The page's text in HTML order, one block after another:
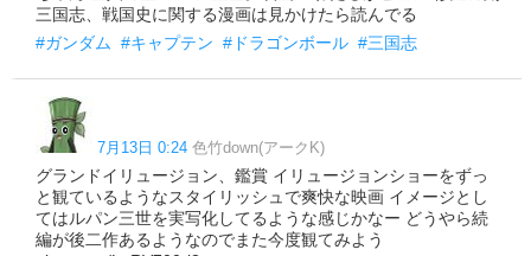
三国志、戦国史に関する漫画は見かけたら読んでる
#ガンダム #キャプテン #ドラゴンボール #三国志
7月13日 0:24 色竹down(アークK)
グランドイリュージョン、鑑賞 イリュージョンショーをずっ
と観ているようなスタイリッシュで爽快な映画 イメージとし
てはルパン三世を実写化してるような感じかなー どうやら続
編が後二作あるようなのでまた今度観てみよう